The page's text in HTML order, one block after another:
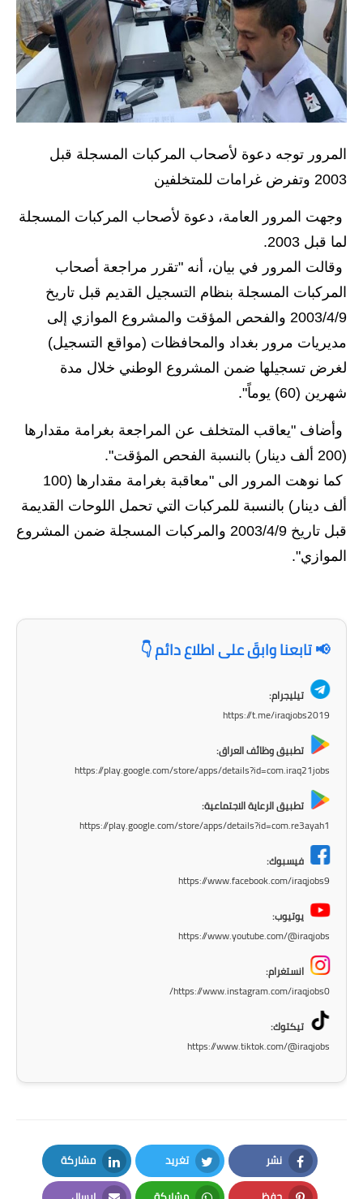
اخبار العراق
الاخبار السياسية
الاخبار الامنية
المدارس
نتائج الامتحانات
المرحلة الابتدائية
المرحلة المتوسطة
اسئلة وزارية
المرحلة الابتدائية
المرحلة المتوسطة
المرحلة الابتدائية
المرحلة المتوسطة
المرحلة الابتدائية
المرحلة الاعدادية
مواضيع انشاء
المرور توجه دعوة لأصحاب المركبات المسجلة قبل
2003 وتفرض غرامات للمتخلفين
وجهت المرور العامة، دعوة لأصحاب المركبات المسجلة
لما قبل 2003.
وقالت المرور في بيان، أنه "تقرر مراجعة أصحاب
المركبات المسجلة بنظام التسجيل القديم قبل تاريخ
2003/4/9 والفحص المؤقت والمشروع الموازي إلى
مديريات مرور بغداد والمحافظات (مواقع التسجيل)
لغرض تسجيلها ضمن المشروع الوطني خلال مدة
شهرين (60) يوماً".
وأضاف "يعاقب المتخلف عن المراجعة بغرامة مقدارها
(200 ألف دينار) بالنسبة الفحص المؤقت".
كما نوهت المرور الى "معاقبة بغرامة مقدارها (100
ألف دينار) بالنسبة للمركبات التي تحمل اللوحات القديمة
قبل تاريخ 2003/4/9 والمركبات المسجلة ضمن المشروع
الموازي".
📢 تابعنا وابقَ على اطلاع دائم 👇
تيليجرام:
https://t.me/iraqjobs2019
تطبيق وظائف العراق:
https://play.google.com/store/apps/details?id=com.iraq21jobs
تطبيق الرعاية الاجتماعية:
https://play.google.com/store/apps/details?id=com.re3ayah1
فيسبوك:
https://www.facebook.com/iraqjobs9
يوتيوب:
https://www.youtube.com/@iraqjobs
انستغرام:
https://www.instagram.com/iraqjobs0/
تيكتوك:
https://www.tiktok.com/@iraqjobs
نشر
Facebook
تغريد
Twitter
مشاركة
LinkedIn